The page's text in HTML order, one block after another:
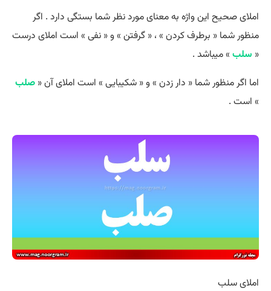
املای صحیح این واژه به معنای مورد نظر شما بستگی دارد . اگر
منظور شما « برطرف کردن » ، « گرفتن » و « نفی » است املای درست
« سلب » میباشد .
اما اگر منظور شما « دار زدن » و « شکیبایی » است املای آن « صلب
» است .
املای سلب